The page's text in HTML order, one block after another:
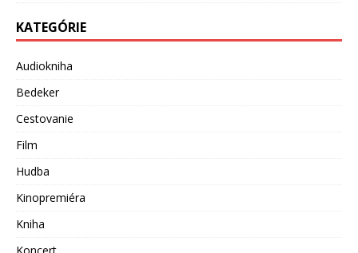
KATEGÓRIE
Audiokniha
Bedeker
Cestovanie
Film
Hudba
Kinopremiéra
Kniha
Koncert